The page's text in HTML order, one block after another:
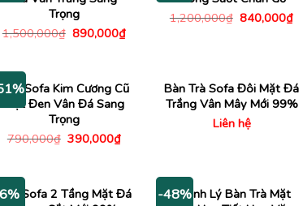
Trọng
1,500,000₫ Giá
890,000₫Giá
1,200,000₫ Giá
840,000₫Giá
Bàn Sofa Kim Cương Cũ
Mặt Đen Vân Đá Sang
Trọng
790,000₫ Giá
390,000₫Giá
390,000₫.
Bàn Trà Sofa Đôi Mặt Đá
Trắng Vân Mây Mới 99%
Liên hệ
Sofa 2 Tầng Mặt Đá
-48%
Thanh Lý Bàn Trà Mặt